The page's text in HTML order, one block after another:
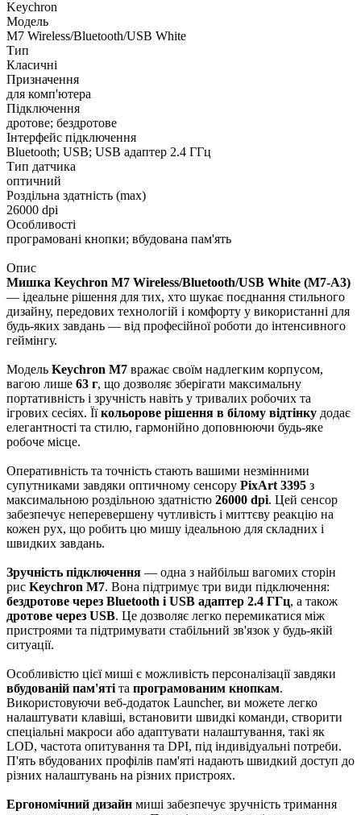
Keychron
Модель
M7 Wireless/Bluetooth/USB White
Тип
Класичні
Призначення
для комп'ютера
Підключення
дротове; бездротове
Інтерфейс підключення
Bluetooth; USB; USB адаптер 2.4 ГГц
Тип датчика
оптичний
Роздільна здатність (max)
26000 dpi
Особливості
програмовані кнопки; вбудована пам'ять
Опис
Мишка Keychron M7 Wireless/Bluetooth/USB White (M7-A3)
— ідеальне рішення для тих, хто шукає поєднання стильного
дизайну, передових технологій і комфорту у використанні для
будь-яких завдань — від професійної роботи до інтенсивного
геймінгу.
Модель Keychron M7 вражає своїм надлегким корпусом,
вагою лише 63 г, що дозволяє зберігати максимальну
портативність і зручність навіть у тривалих робочих та
ігрових сесіях. Їїкольорове рішення в білому відтінку додає
елегантності та стилю, гармонійно доповнюючи будь-яке
робоче місце.
Оперативність та точність стають вашими незмінними
супутниками завдяки оптичному сенсору PixArt 3395 з
максимальною роздільною здатністю 26000 dpi. Цей сенсор
забезпечує неперевершену чутливість і миттєву реакцію на
кожен рух, що робить цю мишу ідеальною для складних і
швидких завдань.
Зручність підключення — одна з найбільш вагомих сторін
рис Keychron M7. Вона підтримує три види підключення:
бездротове через Bluetooth і USB адаптер 2.4 ГГц, а також
дротове через USB. Це дозволяє легко перемикатися між
пристроями та підтримувати стабільний зв'язок у будь-якій
ситуації.
Особливістю цієї миші є можливість персоналізації завдяки
вбудованій пам'яті та програмованим кнопкам.
Використовуючи веб-додаток Launcher, ви можете легко
налаштувати клавіші, встановити швидкі команди, створити
спеціальні макроси або адаптувати налаштування, такі як
LOD, частота опитування та DPI, під індивідуальні потреби.
П'ять вбудованих профілів пам'яті надають швидкий доступ до
різних налаштувань на різних пристроях.
Ергономічний дизайн миші забезпечує зручність тримання